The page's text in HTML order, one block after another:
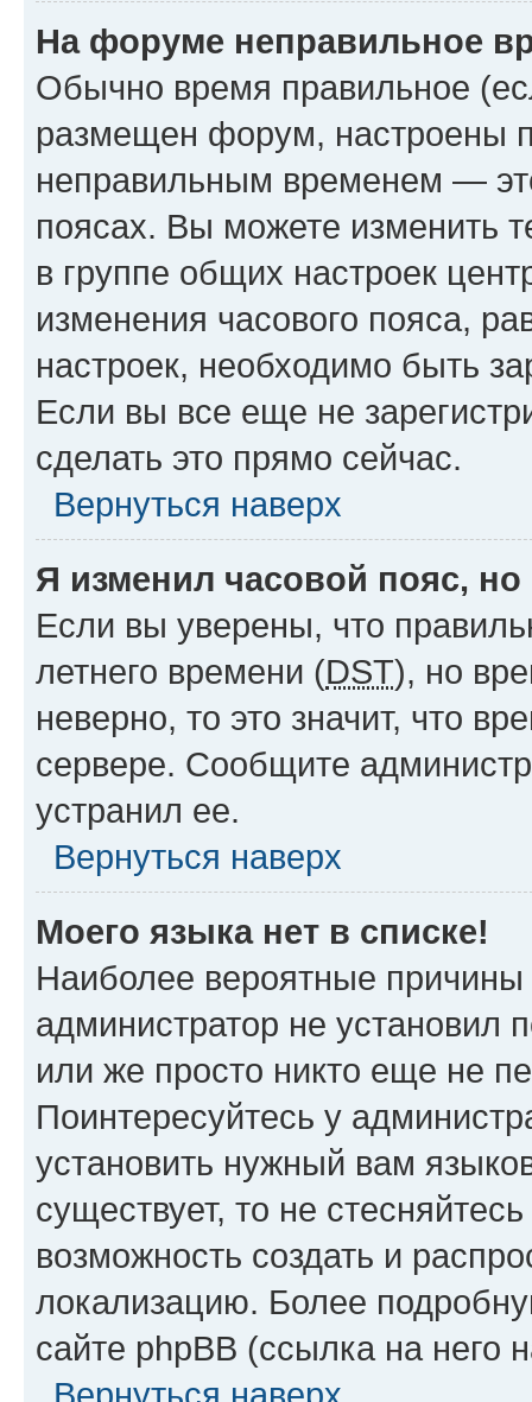
На форуме неправильное
Обычно время правильное
размещен форум, настроены
неправильным временем —
поясах. Вы можете изменить
в группе общих настроек
изменения часового пояса,
настроек, необходимо быть
Если вы все еще не
сделать это прямо сейчас.
Вернуться наверх
Я изменил часовой пояс,
Если вы уверены, что
летнего времени (DST), но
неверно, то это значит, что
сервере. Сообщите
устранил ее.
Вернуться наверх
Моего языка нет в списке!
Наиболее вероятные причины
администратор не установил
или же просто никто еще не
Поинтересуйтесь у
установить нужный вам
существует, то не
возможность создать и
локализацию. Более
сайте phpBB (ссылка на него
Вернуться наверх